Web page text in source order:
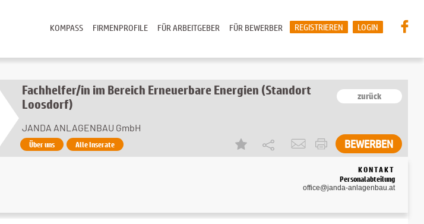
LOGIN
REGISTRIEREN
FÜR BEWERBER
FÜR ARBEITGEBER
FIRMENPROFILE
KOMPASS
Fachhelfer/in im Bereich Erneuerbare Energien (Standort
Loosdorf)
zurück
JANDA ANLAGENBAU GmbH
Über uns Alle Inserate BEWERBEN
KONTAKT
Personalabteilung
office@janda-anlagenbau.at